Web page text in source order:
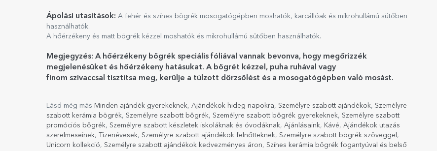
Ápolási utasítások: A fehér és színes bögrék mosogatógépben moshatók, karcállóak és mikrohullámú sütőben
használhatók.
A hőérzékeny és matt bögrék kézzel moshatók és mikrohullámú sütőben használhatók.
Megjegyzés: A hőérzékeny bögrék speciális fóliával vannak bevonva, hogy megőrizzék
megjelenésüket és hőérzékeny hatásukat. A bögrét kézzel, puha ruhával vagy
finom szivaccsal tisztítsa meg, kerülje a túlzott dörzsölést és a mosogatógépben való mosást.
Lásd még más Minden ajándék gyerekeknek, Ajándékok hideg napokra, Személyre szabott ajándékok, Személyre
szabott kerámia bögrék, Személyre szabott bögrék, Személyre szabott bögrék gyerekeknek, Személyre szabott
promóciós bögrék, Személyre szabott készletek iskoláknak és óvodáknak, Ajánlásaink, Kávé, Ajándékok utazás
szerelmeseinek, Tizenévesek, Személyre szabott ajándékok felnőtteknek, Személyre szabott bögrék szöveggel ,
Unicorn kollekció, Személyre szabott ajándékok kedvezményes áron, Színes kerámia bögrék fogantyúval és belső